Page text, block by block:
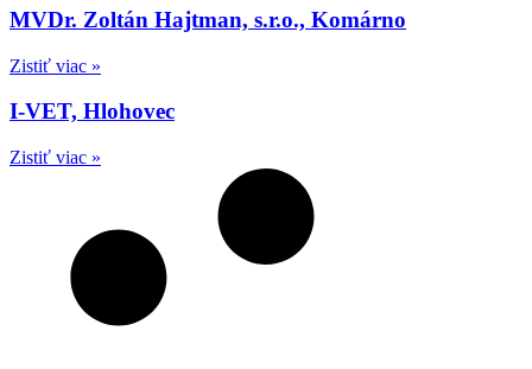
MVDr. Zoltán Hajtman, s.r.o., Komárno
Zistiť viac »
I-VET, Hlohovec
Zistiť viac »